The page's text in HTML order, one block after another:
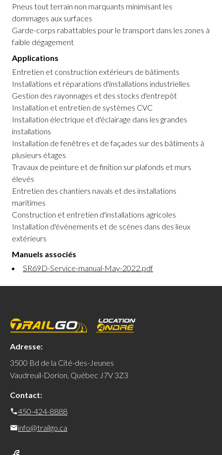
Pneus tout terrain non marquants minimisant les
dommages aux surfaces
Garde-corps rabattables pour le transport dans les zones à
faible dégagement
Applications
Entretien et construction extérieurs de bâtiments
Installations et réparations d'installations industrielles
Gestion des rayonnages et des stocks d'entrepôt
Installation et entretien de systèmes CVC
Installation électrique et d'éclairage dans les grandes
installations
Installation de fenêtres et de façades sur des bâtiments à
plusieurs étages
Travaux de peinture et de finition sur plafonds et murs
élevés
Entretien des chantiers navals et des installations
maritimes
Construction et entretien d'installations agricoles
Installation d'événements et de scènes dans des lieux
extérieurs
Manuels associés
SR69D-Service-manual-May-2022.pdf
Adresse:
3500 Bd de la Cité-des-Jeunes
Vaudreuil-Dorion, Québec J7V 3Z3
Contact:
450-424-8888
info@trailgo.ca